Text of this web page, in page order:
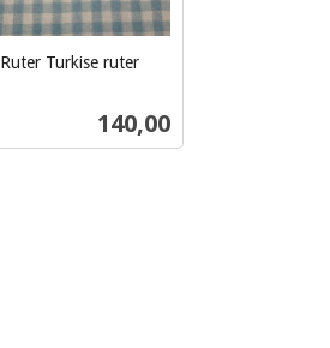
Ruter Turkise ruter
Pris
140,00